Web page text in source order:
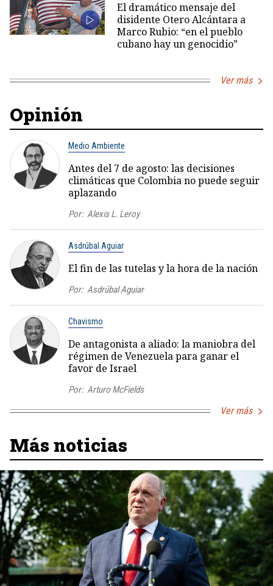
El dramático mensaje del
disidente Otero Alcántara a
Marco Rubio: “en el pueblo
cubano hay un genocidio”
Ver más
Opinión
Medio Ambiente
Antes del 7 de agosto: las decisiones
climáticas que Colombia no puede seguir
aplazando
Por: Alexis L. Leroy
Asdrúbal Aguiar
El fin de las tutelas y la hora de la nación
Por: Asdrúbal Aguiar
Chavismo
De antagonista a aliado: la maniobra del
régimen de Venezuela para ganar el
favor de Israel
Por: Arturo McFields
Ver más
Más noticias